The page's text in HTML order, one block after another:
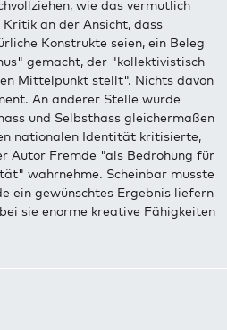
wie das vermutlich
an der Ansicht, dass
Konstrukte seien, ein Beleg
gemacht, der "kollektivistisch
Mittelpunkt stellt". Nichts davon
An anderer Stelle wurde
und Selbsthass gleichermaßen
nationalen Identität kritisierte,
Autor Fremde "als Bedrohung für
wahrnehme. Scheinbar musste
ein gewünschtes Ergebnis liefern
sie enorme kreative Fähigkeiten